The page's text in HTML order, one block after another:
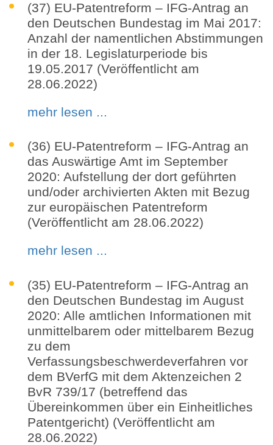
(37) EU-Patentreform – IFG-Antrag an
den Deutschen Bundestag im Mai 2017:
Anzahl der namentlichen Abstimmungen
in der 18. Legislaturperiode bis
19.05.2017 (Veröffentlicht am
28.06.2022)
mehr lesen ...
(36) EU-Patentreform – IFG-Antrag an
das Auswärtige Amt im September
2020: Aufstellung der dort geführten
und/oder archivierten Akten mit Bezug
zur europäischen Patentreform
(Veröffentlicht am 28.06.2022)
mehr lesen ...
(35) EU-Patentreform – IFG-Antrag an
den Deutschen Bundestag im August
2020: Alle amtlichen Informationen mit
unmittelbarem oder mittelbarem Bezug
zu dem
Verfassungsbeschwerdeverfahren vor
dem BVerfG mit dem Aktenzeichen 2
BvR 739/17 (betreffend das
Übereinkommen über ein Einheitliches
Patentgericht) (Veröffentlicht am
28.06.2022)